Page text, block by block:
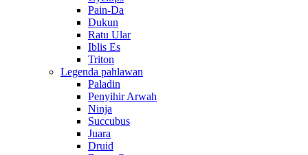
Pain-Da
Dukun
Ratu Ular
Iblis Es
Triton
Legenda pahlawan
Paladin
Penyihir Arwah
Ninja
Succubus
Juara
Druid